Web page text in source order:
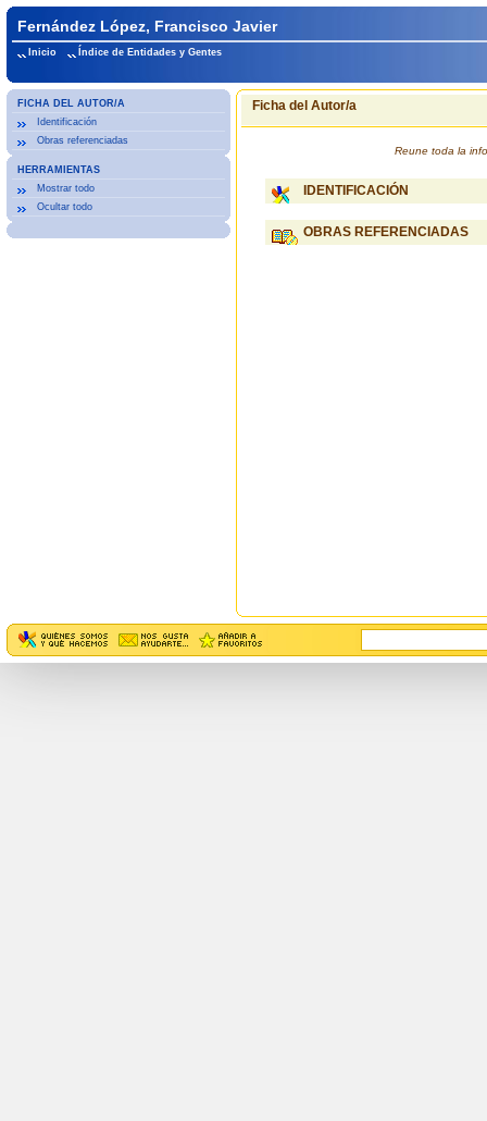
Fernández López, Francisco Javier
Inicio Índice de Entidades y Gentes
FICHA DEL AUTOR/A
Identificación
Obras referenciadas
HERRAMIENTAS
Mostrar todo
Ocultar todo
Ficha del Autor/a
Reune toda la
IDENTIFICACIÓN
OBRAS REFERENCIADAS